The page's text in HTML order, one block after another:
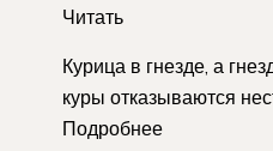
Читать
Курица в гнезде, а
куры отказываются
Подробнее